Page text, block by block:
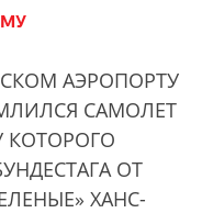
АЭРОПОРТУ
САМОЛЕТ
КОТОРОГО
ОТ
ХАНС-